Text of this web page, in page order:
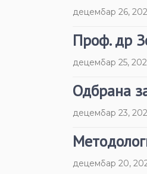
децембар 26,
Проф. др
децембар 25,
Одбрана
децембар 23,
децембар 20,